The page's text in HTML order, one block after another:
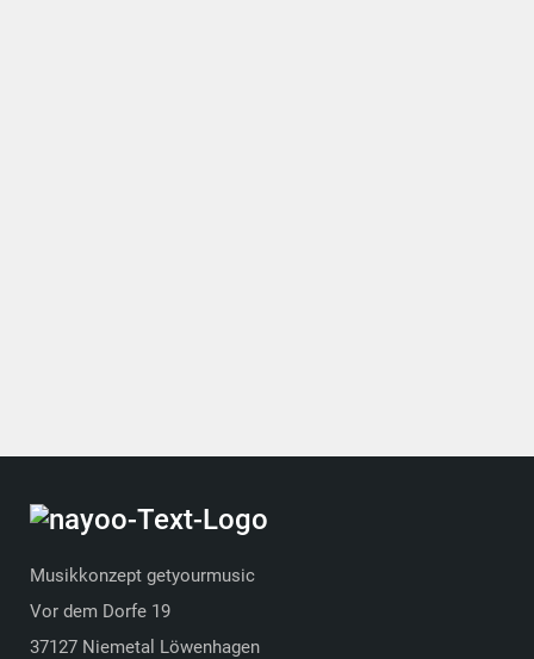
Musikkonzept getyourmusic
Vor dem Dorfe 19
37127 Niemetal Löwenhagen